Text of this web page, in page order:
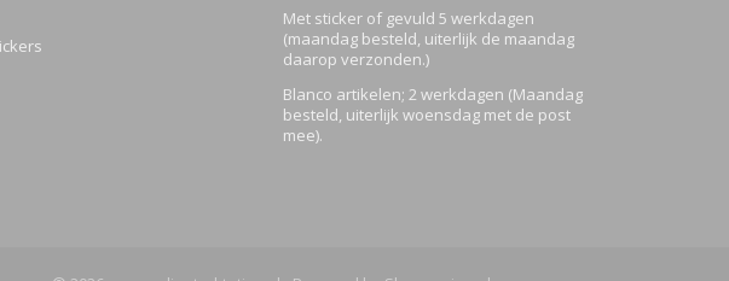
Met sticker of gevuld 5 werkdagen
(maandag besteld, uiterlijk de maandag
daarop verzonden.)
Blanco artikelen; 2 werkdagen (Maandag
besteld, uiterlijk woensdag met de post
mee).